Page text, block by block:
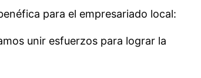
para el empresariado local:
unir esfuerzos para lograr la